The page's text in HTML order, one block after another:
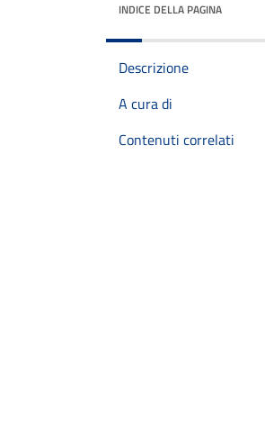
INDICE DELLA PAGINA
Descrizione
A cura di
Contenuti correlati